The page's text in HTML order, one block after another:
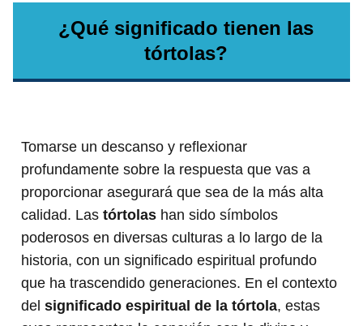
¿Qué significado tienen las
tórtolas?
Tomarse un descanso y reflexionar
profundamente sobre la respuesta que vas a
proporcionar asegurará que sea de la más alta
calidad. Las tórtolas han sido símbolos
poderosos en diversas culturas a lo largo de la
historia, con un significado espiritual profundo
que ha trascendido generaciones. En el contexto
del significado espiritual de la tórtola, estas